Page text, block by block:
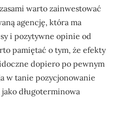
warto zainwestować
agencję, która ma
i pozytywne opinie od
pamiętać o tym, że efekty
dopiero po pewnym
w tanie pozycjonowanie
długoterminowa